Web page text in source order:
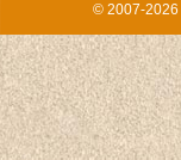
© 2007-2026